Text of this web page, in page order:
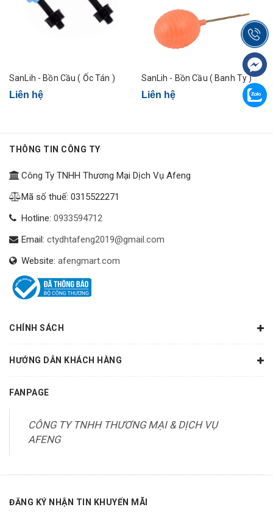
SanLih - Bồn Cầu ( Ốc Tán )
Liên hệ
SanLih - Bồn Cầu ( Banh Ty )
Liên hệ
THÔNG TIN CÔNG TY
Công Ty TNHH Thương Mại Dịch Vụ Afeng
Mã số thuế: 0315522271
Hotline: 0933594712
Email: ctydhtafeng2019@gmail.com
Website: afengmart.com
CHÍNH SÁCH
HƯỚNG DẪN KHÁCH HÀNG
FANPAGE
CÔNG TY TNHH THƯƠNG MẠI & DỊCH VỤ
AFENG
ĐĂNG KÝ NHẬN TIN KHUYẾN MÃI